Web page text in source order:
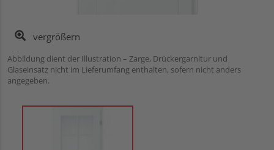
vergrößern
Abbildung dient der Illustration – Zarge, Drückergarnitur und
Glaseinsatz nicht im Lieferumfang enthalten, sofern nicht anders
angegeben.